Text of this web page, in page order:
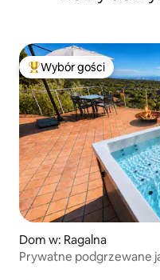
Najpopularniejsze z
Wybór gości
Dom w: Ragalna
Prywatne podgrzewane